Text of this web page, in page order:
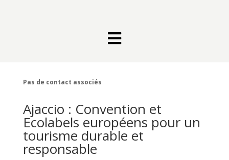

Pas de contact associés
Ajaccio : Convention et
Ecolabels européens pour un
tourisme durable et
responsable